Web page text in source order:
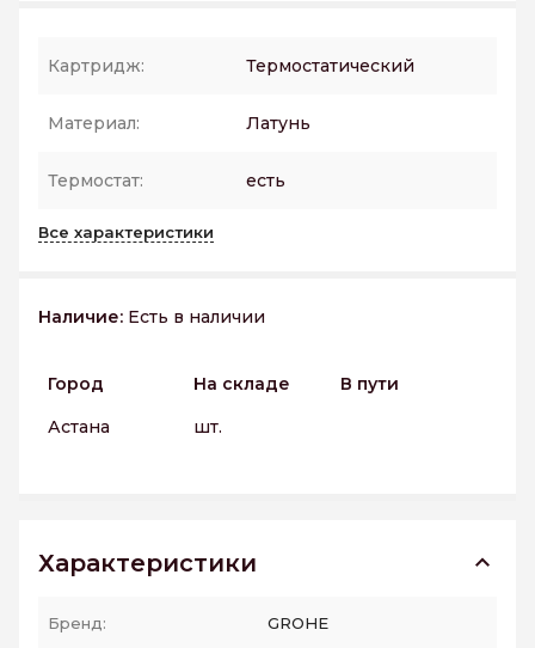
Картридж: Термостатический
Материал: Латунь
Термостат: есть
Все характеристики
Наличие: Есть в наличии
Город На складе
В пути
Астана
шт.
Характеристики
Бренд: GROHE